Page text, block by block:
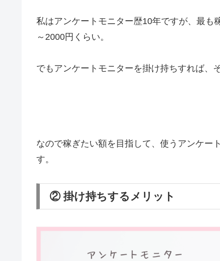
私はアンケートモニター歴10年ですが、最も
～2000円くらい。
でもアンケートモニターを掛け持ちすれば、
なので稼ぎたい額を目指して、使うアンケー
す。
② 掛け持ちするメリット